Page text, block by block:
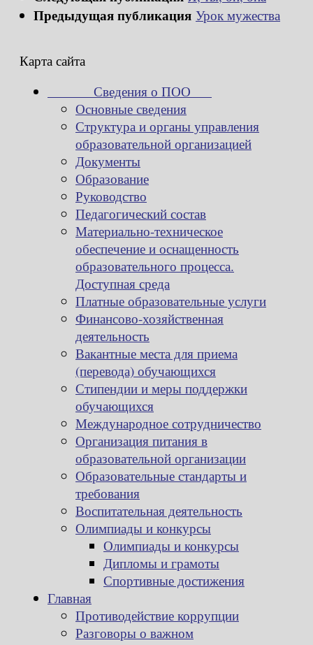
Предыдущая публикация Урок мужества
Карта сайта
Сведения о ПОО
Основные сведения
Структура и органы управления
образовательной организацией
Документы
Образование
Руководство
Педагогический состав
Материально-техническое
обеспечение и оснащенность
образовательного процесса.
Доступная среда
Платные образовательные услуги
Финансово-хозяйственная
деятельность
Вакантные места для приема
(перевода) обучающихся
Стипендии и меры поддержки
обучающихся
Международное сотрудничество
Организация питания в
образовательной организации
Образовательные стандарты и
требования
Воспитательная деятельность
Олимпиады и конкурсы
Олимпиады и конкурсы
Дипломы и грамоты
Спортивные достижения
Главная
Противодействие коррупции
Разговоры о важном